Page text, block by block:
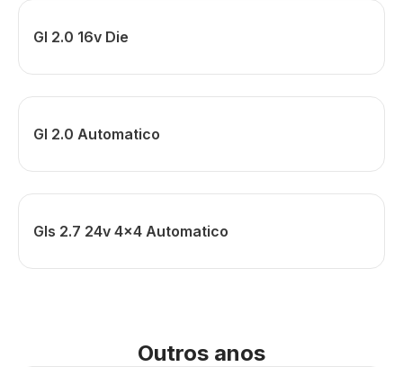
Gl 2.0 16v Die
Gl 2.0 Automatico
Gls 2.7 24v 4x4 Automatico
Outros anos